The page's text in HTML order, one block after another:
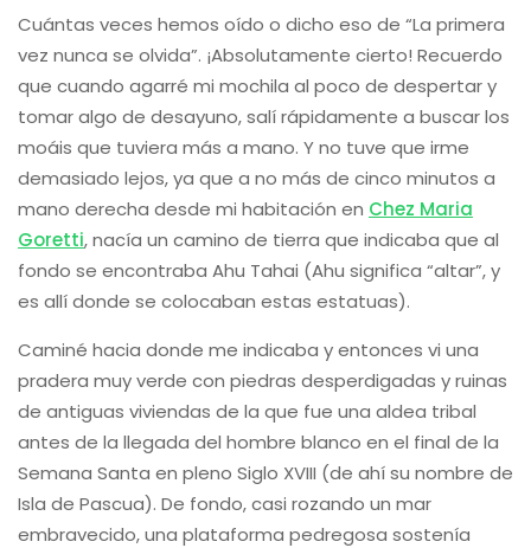
Cuántas veces hemos oído o dicho eso de “La primera
vez nunca se olvida”. ¡Absolutamente cierto! Recuerdo
que cuando agarré mi mochila al poco de despertar y
tomar algo de desayuno, salí rápidamente a buscar los
moáis que tuviera más a mano. Y no tuve que irme
demasiado lejos, ya que a no más de cinco minutos a
mano derecha desde mi habitación en Chez Maria
Goretti, nacía un camino de tierra que indicaba que al
fondo se encontraba Ahu Tahai (Ahu significa “altar”, y
es allí donde se colocaban estas estatuas).
Caminé hacia donde me indicaba y entonces vi una
pradera muy verde con piedras desperdigadas y ruinas
de antiguas viviendas de la que fue una aldea tribal
antes de la llegada del hombre blanco en el final de la
Semana Santa en pleno Siglo XVIII (de ahí su nombre de
Isla de Pascua). De fondo, casi rozando un mar
embravecido, una plataforma pedregosa sostenía